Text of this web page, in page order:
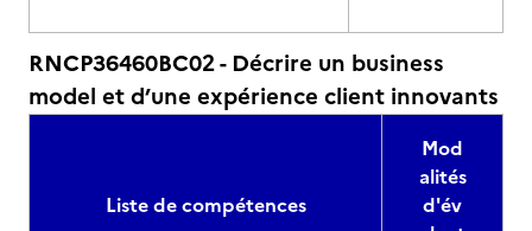
RNCP36460BC02 - Décrire un business
model et d’une expérience client innovants
Liste de compétences
Mod
alités
d'év